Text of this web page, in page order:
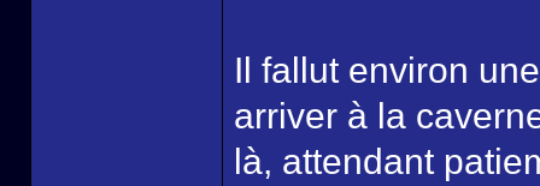
Il fallut environ
arriver à la
là, attendant